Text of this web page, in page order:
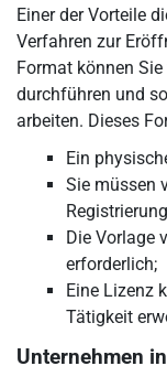
Einer der Vorteile
Verfahren zur
Format können
durchführen und
arbeiten. Dieses
Ein
Sie müssen
Die Vorlage
erforderlich;
Eine Lizenz
Tätigkeit
Unternehmen